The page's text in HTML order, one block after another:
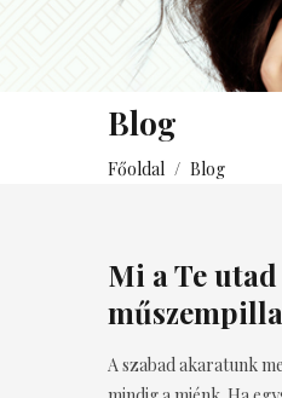
Blog
Főoldal / Blog
Mi a Te utad
A szabad akaratunk